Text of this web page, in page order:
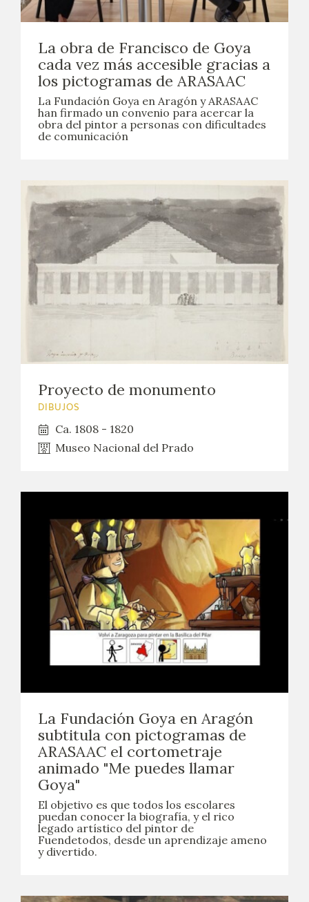
La obra de Francisco de Goya
cada vez más accesible gracias a
los pictogramas de ARASAAC
La Fundación Goya en Aragón y ARASAAC
han firmado un convenio para acercar la
obra del pintor a personas con dificultades
de comunicación
Proyecto de monumento
DIBUJOS
Ca. 1808 - 1820
Museo Nacional del Prado
La Fundación Goya en Aragón
subtitula con pictogramas de
ARASAAC el cortometraje
animado "Me puedes llamar
Goya"
El objetivo es que todos los escolares
puedan conocer la biografía, y el rico
legado artístico del pintor de
Fuendetodos, desde un aprendizaje ameno
y divertido.